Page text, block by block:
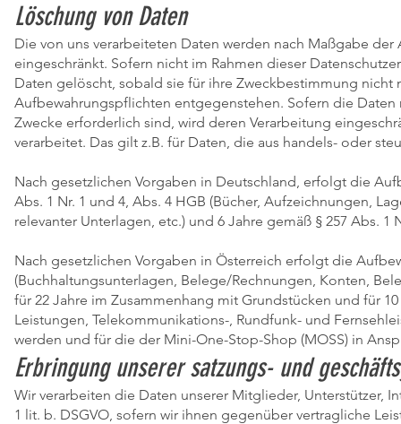
Löschung von Daten
Die von uns verarbeiteten Daten werden nach Maßgabe
eingeschränkt. Sofern nicht im Rahmen dieser
Daten gelöscht, sobald sie für ihre Zweckbestimmung
Aufbewahrungspflichten entgegenstehen. Sofern die
Zwecke erforderlich sind, wird deren Verarbeitung
verarbeitet. Das gilt z.B. für Daten, die aus handels- oder
Nach gesetzlichen Vorgaben in Deutschland, erfolgt die
Abs. 1 Nr. 1 und 4, Abs. 4 HGB (Bücher, Aufzeichnungen,
relevanter Unterlagen, etc.) und 6 Jahre gemäß § 257 Abs. 1
Nach gesetzlichen Vorgaben in Österreich erfolgt die
(Buchhaltungsunterlagen, Belege/Rechnungen, Konten,
für 22 Jahre im Zusammenhang mit Grundstücken und für
Leistungen, Telekommunikations-, Rundfunk- und
werden und für die der Mini-One-Stop-Shop (MOSS) in
Erbringung unserer satzungs- und
Wir verarbeiten die Daten unserer Mitglieder, Unterstützer,
1 lit. b. DSGVO, sofern wir ihnen gegenüber vertragliche